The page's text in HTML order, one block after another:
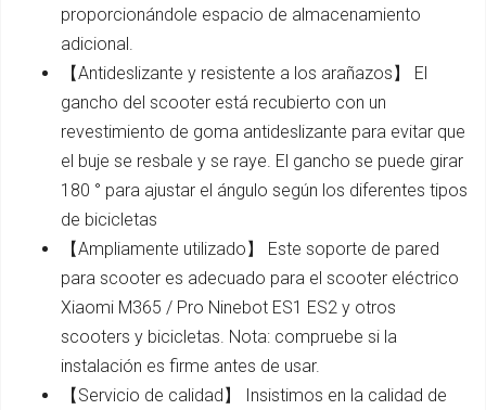
proporcionándole espacio de almacenamiento
adicional.
【Antideslizante y resistente a los arañazos】 El
gancho del scooter está recubierto con un
revestimiento de goma antideslizante para evitar que
el buje se resbale y se raye. El gancho se puede girar
180 ° para ajustar el ángulo según los diferentes tipos
de bicicletas
【Ampliamente utilizado】 Este soporte de pared
para scooter es adecuado para el scooter eléctrico
Xiaomi M365 / Pro Ninebot ES1 ES2 y otros
scooters y bicicletas. Nota: compruebe si la
instalación es firme antes de usar.
【Servicio de calidad】 Insistimos en la calidad de